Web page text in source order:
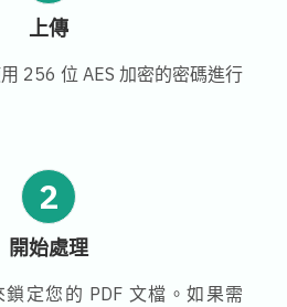
上傳
256 位 AES 加密的密碼進行
2
開始處理
定您的 PDF 文檔。如果需